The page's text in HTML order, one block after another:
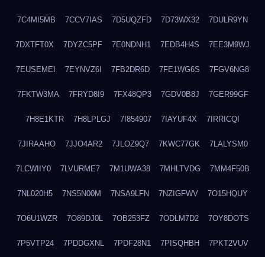
7C4MI5MB 7CCV7IAS 7D5UQZFD 7D73WX32 7DULR9YN
7DXTFT0X 7DYZC5PF 7E0NDNH1 7EDB4H4S 7EE3M9WJ
7EUSEMEI 7EYNVZ6I 7FB2DR6D 7FE1WG6S 7FGV6NG8
7FKTW3MA 7FRYD8I9 7FX48QP3 7GDV0B8J 7GER99GF
7H8E1KTR 7H8LPLGJ 7I854907 7IAYUF4X 7IRRICQI
7JIRAAHO 7JJO4AR2 7JLOZ9Q7 7KWC77GK 7LALYSM0
7LCWIIY0 7LVURME7 7M1UWA38 7MHLTVDG 7MM4F50B
7NL020H5 7NS5N00M 7NSA9LFN 7NZIGFWV 7O15HQUY
7O6U1WZR 7O89DJ0L 7OB253FZ 7ODLM7D2 7OY8DOTS
7P5VTP24 7PDDGXNL 7PDF28N1 7PISQHBH 7PKT2VUV